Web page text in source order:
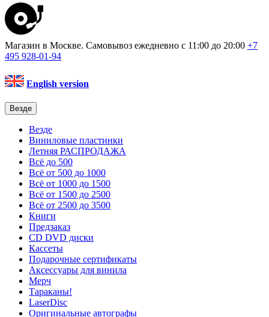
Магазин в Москве. Самовывоз ежедневно с 11:00 до 20:00 +7
495 928-01-94
English version
Везде
Везде
Виниловые пластинки
Летняя РАСПРОДАЖА
Всё до 500
Всё от 500 до 1000
Всё от 1000 до 1500
Всё от 1500 до 2500
Всё от 2500 до 3500
Книги
Предзаказ
CD DVD диски
Кассеты
Подарочные сертификаты
Аксессуары для винила
Мерч
Тараканы!
LaserDisc
Оригинальные автографы